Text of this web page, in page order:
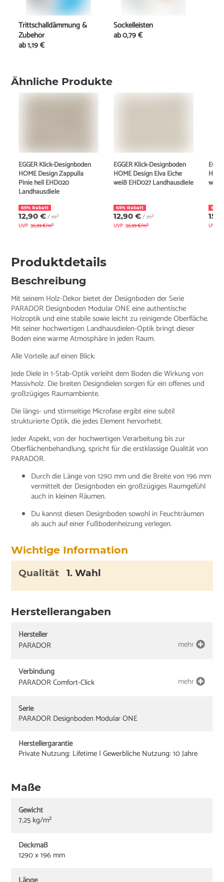
Ähnliche Produkte
EGGER Klick-Designboden
HOME Design Zappulla
Pinie hell EHD020
Landhausdiele
65% Rabatt
12,90 €/ m²
UVP 36,99 €/m²
EGGER Klick-Designboden
HOME Design Elva Eiche
weiß EHD027 Landhausdiele
65% Rabatt
12,90 €/ m²
UVP 36,99 €/m²
weiß
57%
UVP
Produktdetails
Beschreibung
Mit seinem Holz-Dekor bietet der Designboden der Serie
PARADOR Designboden Modular ONE eine authentische
Holzoptik und eine stabile sowie leicht zu reinigende Oberfläche.
Mit seiner hochwertigen Landhausdielen-Optik bringt dieser
Boden eine warme Atmosphäre in jeden Raum.
Alle Vorteile auf einen Blick:
Jede Diele in 1-Stab-Optik verleiht dem Boden die Wirkung von
Massivholz. Die breiten Designdielen sorgen für ein offenes und
großzügiges Raumambiente.
Die längs- und stirnseitige Microfase ergibt eine subtil
strukturierte Optik, die jedes Element hervorhebt.
Jeder Aspekt, von der hochwertigen Verarbeitung bis zur
Oberflächenbehandlung, spricht für die erstklassige Qualität von
PARADOR.
Durch die Länge von 1290 mm und die Breite von 196 mm
vermittelt der Designboden ein großzügiges Raumgefühl
auch in kleinen Räumen.
Du kannst diesen Designboden sowohl in Feuchträumen
als auch auf einer Fußbodenheizung verlegen.
Wichtige Information
Qualität 1. Wahl
Herstellerangaben
Hersteller
PARADOR
mehr
Verbindung
PARADOR Comfort-Click
mehr
Serie
PARADOR Designboden Modular ONE
Herstellergarantie
Private Nutzung: Lifetime | Gewerbliche Nutzung: 10 Jahre
Maße
Gewicht
7,25 kg/m²
Deckmaß
1290 x 196 mm
Trittschalldämmung &
Zubehör
ab1,19 €
Sockelleisten
ab0,79 €